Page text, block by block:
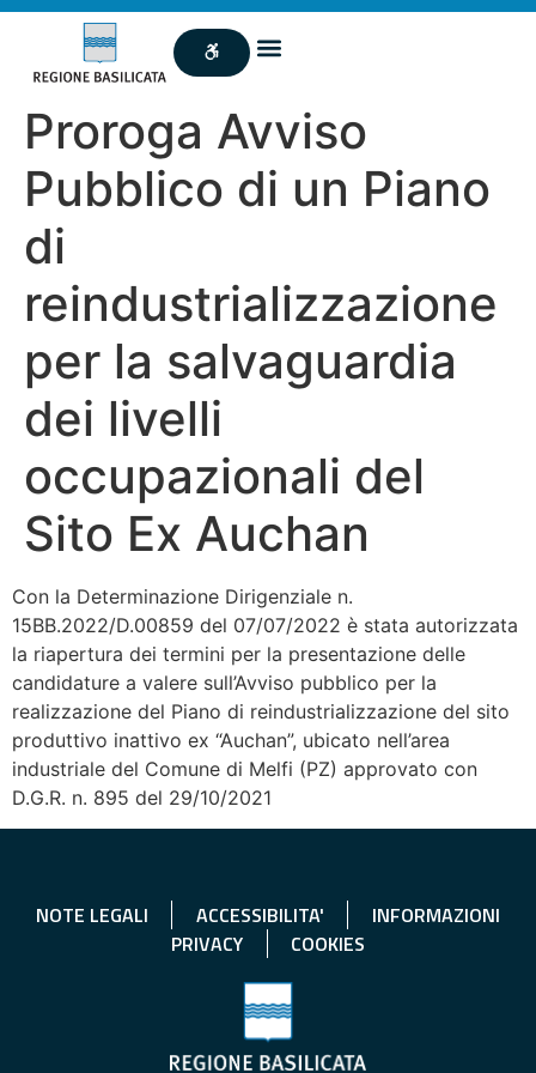
Proroga Avviso
Pubblico di un Piano
di
reindustrializzazione
per la salvaguardia
dei livelli
occupazionali del
Sito Ex Auchan
Con la Determinazione Dirigenziale n.
15BB.2022/D.00859 del 07/07/2022 è stata autorizzata
la riapertura dei termini per la presentazione delle
candidature a valere sull’Avviso pubblico per la
realizzazione del Piano di reindustrializzazione del sito
produttivo inattivo ex “Auchan”, ubicato nell’area
industriale del Comune di Melfi (PZ) approvato con
D.G.R. n. 895 del 29/10/2021
NOTE LEGALI ACCESSIBILITA'
INFORMAZIONI
PRIVACY
COOKIES